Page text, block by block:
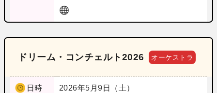
ドリーム・コンチェルト2026 オーケストラ
日時
2026年5月9日（土）